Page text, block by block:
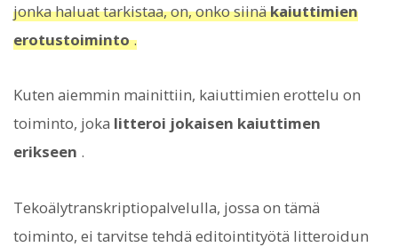
jonka haluat tarkistaa, on, onko siinäkaiuttimien
erotustoiminto.
Kuten aiemmin mainittiin, kaiuttimien erottelu on
toiminto, joka litteroi jokaisen kaiuttimen
erikseen .
Tekoälytranskriptiopalvelulla, jossa on tämä
toiminto, ei tarvitse tehdä editointityötä litteroidun